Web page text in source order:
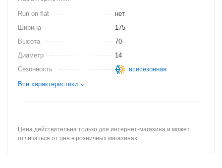
Run on flat
нет
Ширина
175
Высота
70
Диаметр
14
Сезонность
всесезонная
Все характеристики
Цена действительна только для интернет-магазина и может
отличаться от цен в розничных магазинах